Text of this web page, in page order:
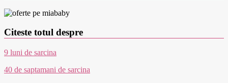
Citeste totul despre
9 luni de sarcina
40 de saptamani de sarcina